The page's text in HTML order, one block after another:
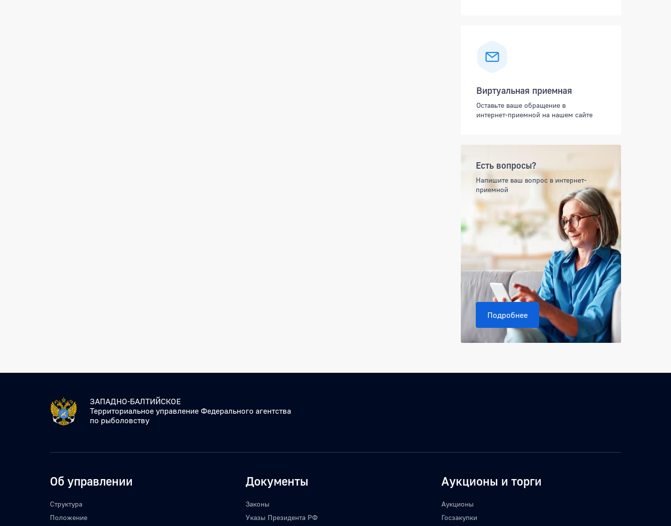
Виртуальная приемная
Оставьте ваше обращение в
интернет-приемной на нашем сайте
Есть вопросы?
Напишите ваш вопрос в интернет-
приемной
Подробнее
ЗАПАДНО-БАЛТИЙСКОЕ
Территориальное управление Федерального агентства
по рыболовству
Об управлении
Структура
Положение
Документы
Законы
Указы Президента РФ
Аукционы и торги
Аукционы
Госзакупки